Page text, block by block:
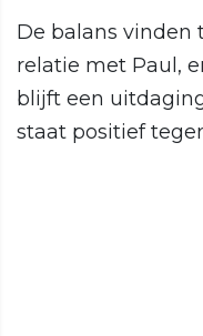
De balans vinden
relatie met Paul,
blijft een
staat positief